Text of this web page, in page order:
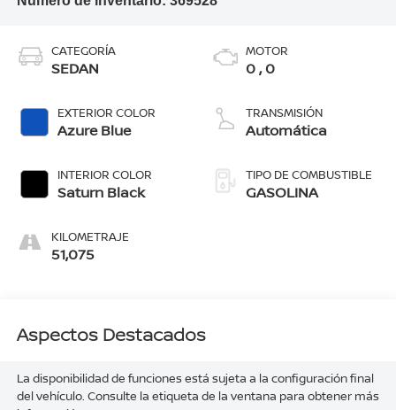
CATEGORÍA
SEDAN
EXTERIOR COLOR
Azure Blue
INTERIOR COLOR
Saturn Black
KILOMETRAJE
51,075
MOTOR
0 , 0
TRANSMISIÓN
Automática
TIPO DE COMBUSTIBLE
GASOLINA
Aspectos Destacados
La disponibilidad de funciones está sujeta a la configuración final
del vehículo. Consulte la etiqueta de la ventana para obtener más